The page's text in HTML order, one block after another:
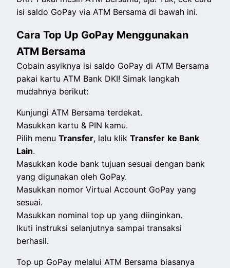
isi saldo GoPay via ATM Bersama di bawah ini.
Cara Top Up GoPay Menggunakan
ATM Bersama
Cobain asyiknya isi saldo GoPay di ATM Bersama
pakai kartu ATM Bank DKI! Simak langkah
mudahnya berikut:
Kunjungi ATM Bersama terdekat.
Masukkan kartu & PIN kamu.
Pilih menuTransfer, lalu klikTransfer ke Bank
Lain.
Masukkan kode bank tujuan sesuai dengan bank
yang digunakan oleh GoPay.
Masukkan nomor Virtual Account GoPay yang
sesuai.
Masukkan nominal top up yang diinginkan.
Ikuti instruksi selanjutnya sampai transaksi
berhasil.
Top up GoPay melalui ATM Bersama biasanya